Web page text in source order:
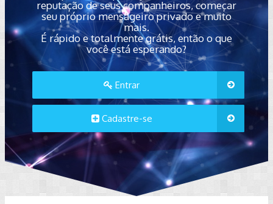
reputação de seus companheiros, começar
seu próprio mensageiro privado e muito
mais.
É rápido e totalmente grátis, então o que
você está esperando?
Entrar
Cadastre-se